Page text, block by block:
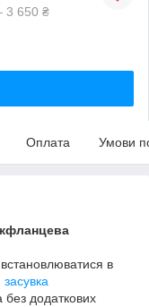
3 650 ₴
Оплата Умови
в
засувка
додаткових